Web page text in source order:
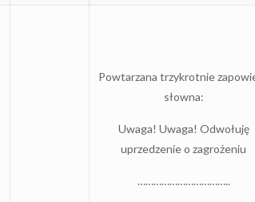
Powtarzana trzykrotnie
słowna:
Uwaga! Uwaga! Odwołuję
uprzedzenie o zagrożeniu
……………………………..